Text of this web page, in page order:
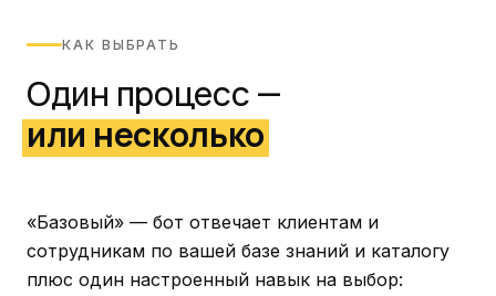
КАК ВЫБРАТЬ
Один процесс —
или несколько
«Базовый» — бот отвечает клиентам и
сотрудникам по вашей базе знаний и каталогу
плюс один настроенный навык на выбор: